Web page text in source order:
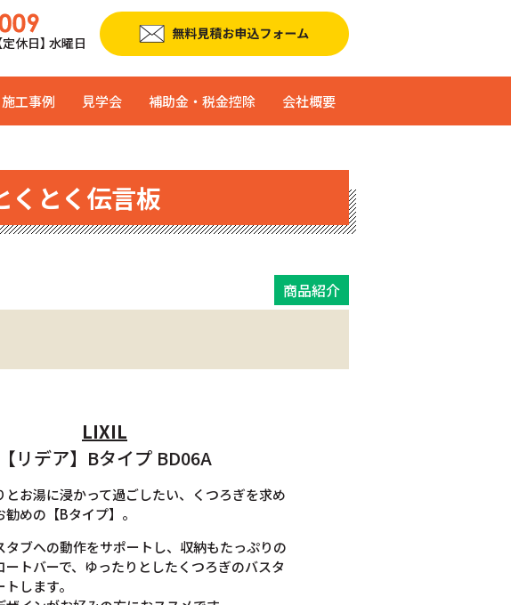
休日】 水曜日
施工事例 見学会 補助金・税金控除 会社概要
くとく伝言板
商品紹介
LIXIL
【リデア】Bタイプ BD06A
とお湯に浸かって過ごしたい、くつろぎを求め
めの【Bタイプ】。
タブへの動作をサポートし、収納もたっぷりの
ートバーで、ゆったりとしたくつろぎのバスタ
します。